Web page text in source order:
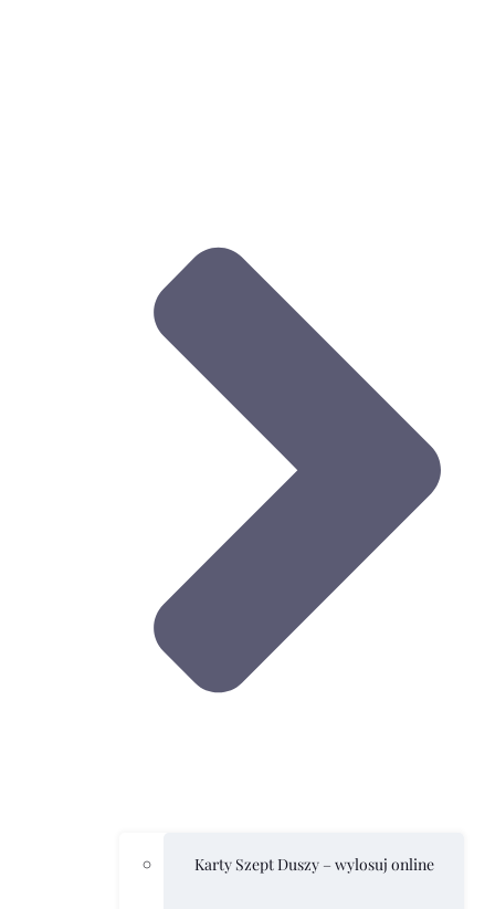
Karty Szept Duszy – wylosuj online